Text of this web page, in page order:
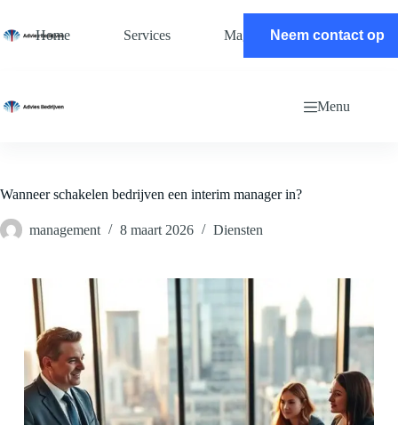
de
Home Services Magazine Contact
Neem contact op
Menu
Wanneer schakelen bedrijven een interim manager in?
management 8 maart 2026 Diensten